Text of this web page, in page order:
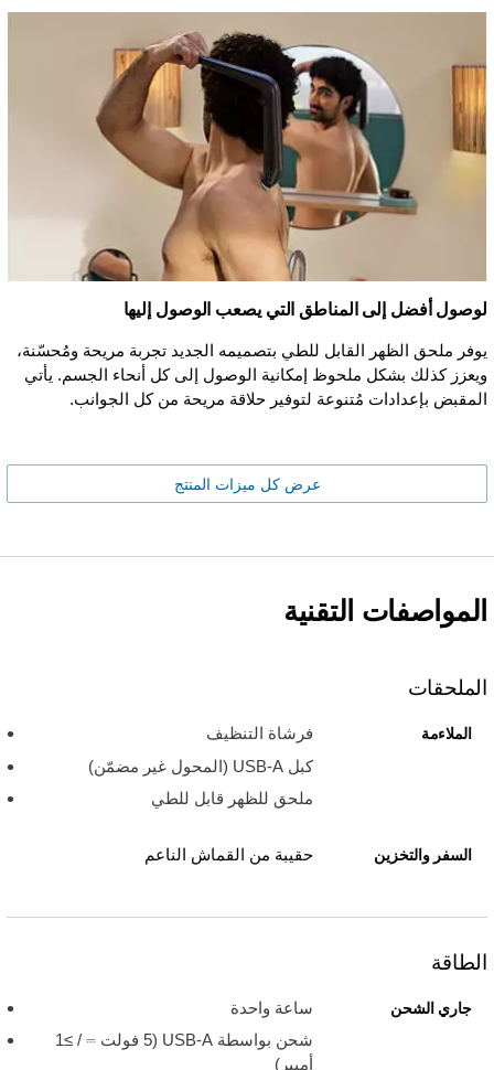
لوصول أفضل إلى المناطق التي يصعب الوصول إليها
يوفر ملحق الظهر القابل للطي بتصميمه الجديد تجربة مريحة ومُحسّنة،
ويعزز كذلك بشكل ملحوظ إمكانية الوصول إلى كل أنحاء الجسم. يأتي
المقبض بإعدادات مُتنوعة لتوفير حلاقة مريحة من كل الجوانب.
عرض كل ميزات المنتج
المواصفات التقنية
الملحقات
الملاءمة
فرشاة التنظيف
كبل USB-A (المحول غير مضمّن)
ملحق للظهر قابل للطي
السفر والتخزين حقيبة من القماش الناعم
الطاقة
جاري الشحن
ساعة واحدة
شحن بواسطة USB-A ‏(5 فولت ⎓ / ≥1
أمبير)